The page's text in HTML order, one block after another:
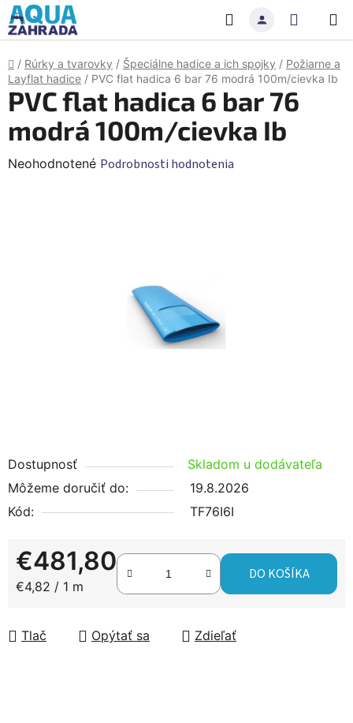
Prejsť
na
obsah
Hľadať
KOŠÍK
Domov
/ Rúrky a tvarovky / Špeciálne hadice a ich spojky / Požiarne a
Layflat hadice / PVC flat hadica 6 bar 76 modrá 100m/cievka Ib
Dostupnosť
Skladom u dodávateľa
Môžeme doručiť do:
19.8.2026
Kód:
TF76I6I
€481,80
Jednotková cena:
€4,82 / 1 m
DO KOŠÍKA
Tlač Opýtať sa Zdieľať
PVC flat hadica 6 bar 76
modrá 100m/cievka Ib
Priemerné
Neohodnotené Podrobnosti hodnotenia